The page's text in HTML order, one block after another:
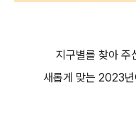
지구별를 찾아 주
새롭게 맞는 2023